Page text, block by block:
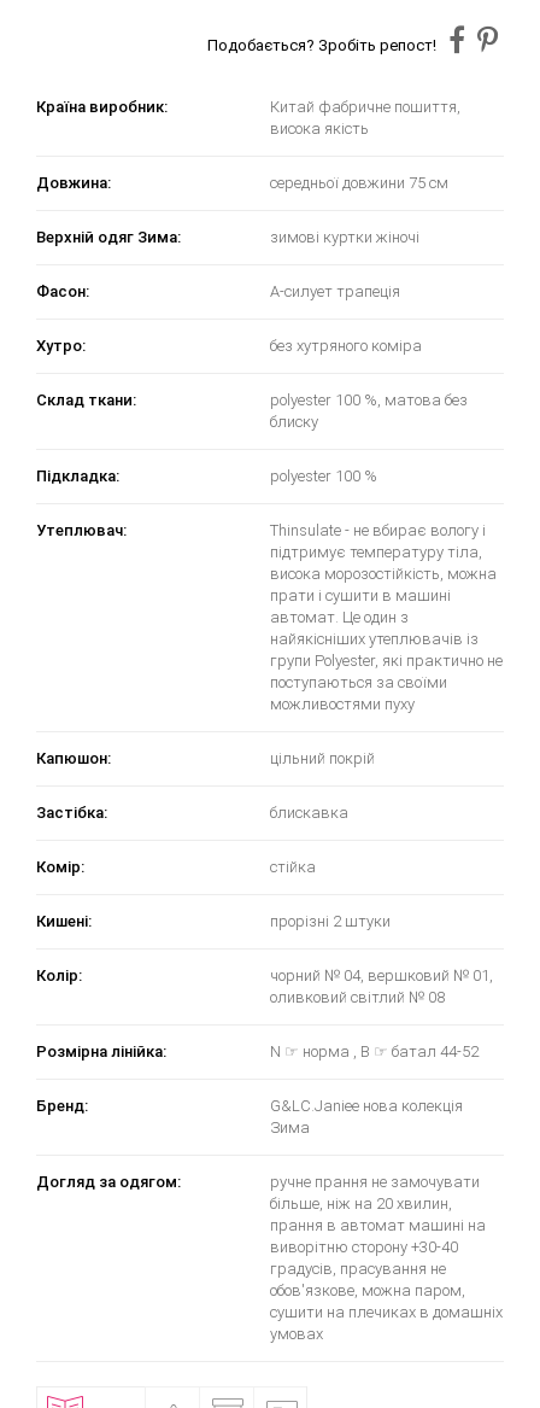
Подобається? Зробіть репост!
Країна виробник:
Китай фабричне пошиття,
висока якість
Довжина: середньої довжини 75 см
Верхній одяг Зима: зимові куртки жіночі
Фасон: А-силует трапеція
Хутро: без хутряного коміра
Склад ткани:
polyester 100 %, матова без
блиску
Підкладка: polyester 100 %
Утеплювач:
Thinsulate - не вбирає вологу і
підтримує температуру тіла,
висока морозостійкість, можна
прати і сушити в машині
автомат. Це один з
найякісніших утеплювачів із
групи Polyester, які практично не
поступаються за своїми
можливостями пуху
Капюшон: цільний покрій
Застібка: блискавка
Комір: стійка
Кишені: прорізні 2 штуки
Колір:
чорний № 04, вершковий № 01,
оливковий світлий № 08
Розмірна лінійка: N ☞ норма , B ☞ батал 44-52
Бренд:
G&LC.Janiee нова колекція
Зима
Догляд за одягом:
ручне прання не замочувати
більше, ніж на 20 хвилин,
прання в автомат машині на
виворітню сторону +30-40
градусів, прасування не
обов'язкове, можна паром,
сушити на плечиках в домашніх
умовах